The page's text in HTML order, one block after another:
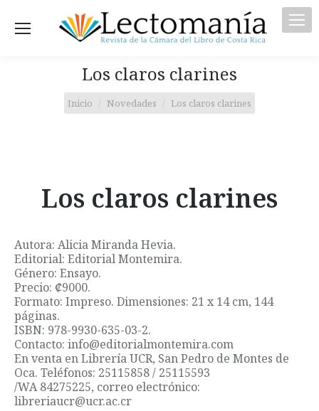
Los claros clarines
Estás aquí:
Inicio Novedades Los claros clarines
Los claros clarines
Autora: Alicia Miranda Hevia.
Editorial: Editorial Montemira.
Género: Ensayo.
Precio: ₡9000.
Formato: Impreso. Dimensiones: 21 x 14 cm, 144
páginas.
ISBN: 978-9930-635-03-2.
Contacto: info@editorialmontemira.com
En venta en Librería UCR, San Pedro de Montes de
Oca. Teléfonos: 25115858 / 25115593
/WA 84275225, correo electrónico:
libreriaucr@ucr.ac.cr